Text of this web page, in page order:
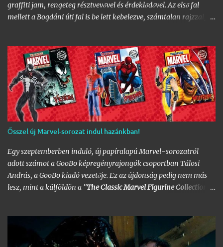
graffiti jam, rengeteg résztvevővel és érdeklődővel. Az első fal
mellett a Bogdáni úti fal is be lett kebelezve, számtalan rajzzal, és
graffiti jam rajzaival!
Ősszel új Marvel-sorozat indul hazánkban!
Egy szeptemberben induló, új papíralapú Marvel-sorozatról
adott számot a GooBo képregényrajongók csoportban Tálosi
András, a GooBo kiadó vezetője. Ez az újdonság pedig nem más
lesz, mint a külföldön a "The Classic Marvel Figurine Collection
"
életpályájáról, egy róla mintázott ólomfigurával együtt.
Hazánkban már volt hasonló kaliberű próbálkozás a DC